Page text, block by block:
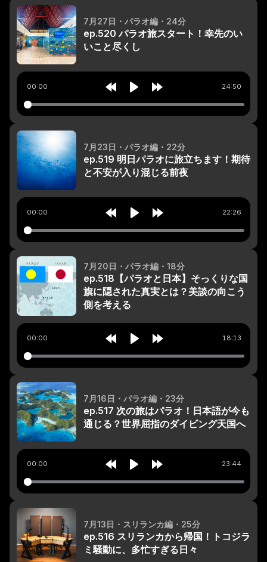
7月27日 ・パラオ編 ・24分
ep.520 パラオ旅スタート！幸先のい
いこと尽くし
RewindPlay Forward
00:00 24:50
7月23日 ・パラオ編 ・22分
ep.519 明日パラオに旅立ちます！期待
と不安が入り混じる前夜
RewindPlay Forward
00:00 22:26
7月20日 ・パラオ編 ・18分
ep.518【パラオと日本】そっくりな国
旗に隠された真実とは？美談の向こう
側を考える
RewindPlay Forward
00:00 18:13
7月16日 ・パラオ編 ・23分
ep.517 次の旅はパラオ！日本語が今も
通じる？世界屈指のダイビング天国へ
RewindPlay Forward
00:00 23:44
7月13日 ・スリランカ編 ・25分
ep.516 スリランカから帰国！トコジラ
ミ騒動に、多忙すぎる日々